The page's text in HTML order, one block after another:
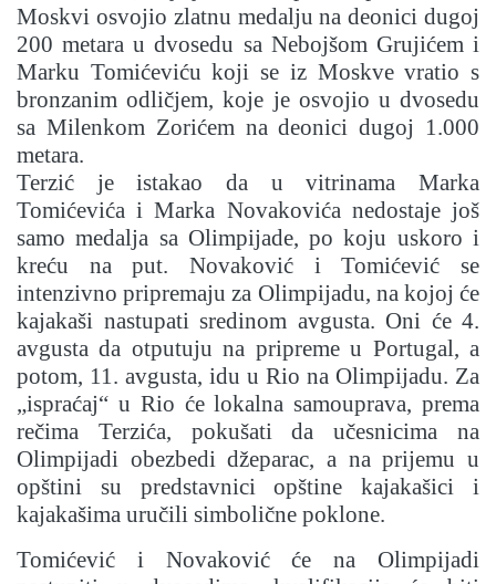
Moskvi osvojio zlatnu medalju na deonici dugoj
200 metara u dvosedu sa Nebojšom Grujićem i
Marku Tomićeviću koji se iz Moskve vratio s
bronzanim odličjem, koje je osvojio u dvosedu
sa Milenkom Zorićem na deonici dugoj 1.000
metara.
Terzić je istakao da u vitrinama Marka
Tomićevića i Marka Novakovića nedostaje još
samo medalja sa Olimpijade, po koju uskoro i
kreću na put. Novaković i Tomićević se
intenzivno pripremaju za Olimpijadu, na kojoj će
kajakaši nastupati sredinom avgusta. Oni će 4.
avgusta da otputuju na pripreme u Portugal, a
potom, 11. avgusta, idu u Rio na Olimpijadu. Za
„ispraćaj“ u Rio će lokalna samouprava, prema
rečima Terzića, pokušati da učesnicima na
Olimpijadi obezbedi džeparac, a na prijemu u
opštini su predstavnici opštine kajakašici i
kajakašima uručili simbolične poklone.
Tomićević i Novaković će na Olimpijadi